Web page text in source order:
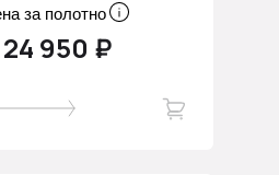
за полотно
24 950 ₽